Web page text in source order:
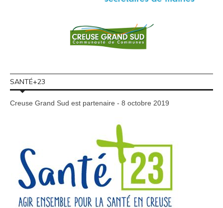
SANTÉ+23
Creuse Grand Sud est partenaire - 8 octobre 2019